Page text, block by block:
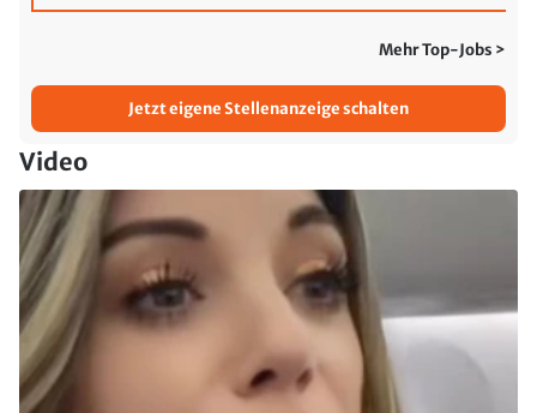
Mehr Top-Jobs >
Jetzt eigene Stellenanzeige schalten
Video